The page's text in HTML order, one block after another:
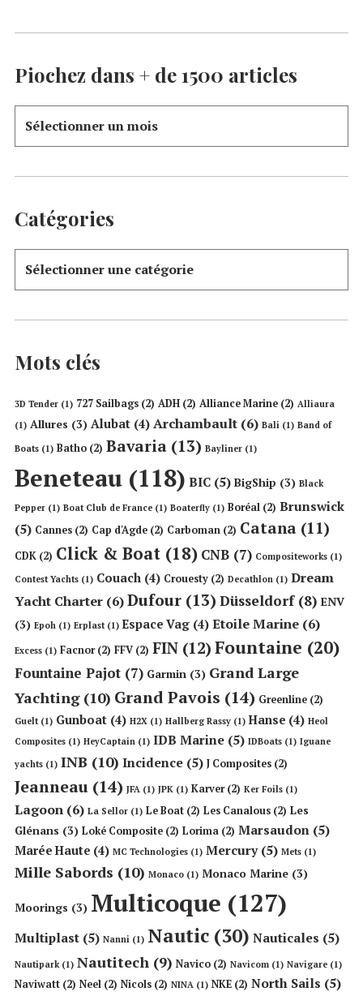
Piochez dans + de 1500 articles
Catégories
Mots clés
3D Tender (1) 727 Sailbags (2) ADH (2) Alliance Marine (2) Alliaura
(1) Allures (3) Alubat (4) Archambault (6) Bali (1) Band of
Boats (1) Batho (2) Bavaria (13) Bayliner (1)
Beneteau (118) BIC (5) BigShip (3) Black
Pepper (1) Boat Club de France (1) Boaterfly (1) Boréal (2) Brunswick
(5) Cannes (2) Cap d'Agde (2) Carboman (2) Catana (11)
CDK (2) Click & Boat (18) CNB (7) Compositeworks (1)
Contest Yachts (1) Couach (4) Crouesty (2) Decathlon (1) Dream
Yacht Charter (6)Dufour (13) Düsseldorf(8) ENV
(3) Epoh (1) Erplast(1) Espace Vag (4) Etoile Marine (6)
Excess (1) Facnor(2) FFV (2) FIN (12) Fountaine (20)
Fountaine Pajot (7) Garmin (3) Grand Large
Yachting(10) Grand Pavois (14) Greenline (2)
Guelt(1) Gunboat (4) H2X (1) Hallberg Rassy (1) Hanse (4) Heol
Composites (1) HeyCaptain (1) IDB Marine (5) IDBoats (1) Iguane
yachts (1) INB (10) Incidence (5) J Composites (2)
Jeanneau (14) JFA (1) JPK (1) Karver(2) Ker Foils (1)
Lagoon (6) La Sellor (1) Le Boat (2) Les Canalous (2) Les
Glénans (3) Loké Composite (2) Lorima (2) Marsaudon (5)
Marée Haute (4) MC Technologies (1) Mercury(5) Mets (1)
Mille Sabords (10) Monaco (1) Monaco Marine (3)
Moorings (3) Multicoque (127)
Multiplast (5) Nanni (1) Nautic (30) Nauticales (5)
Nautipark(1) Nautitech (9) Navico (2) Navicom (1) Navigare (1)
Naviwatt (2) Neel (2) Nicols (2) NINA (1) NKE (2) North Sails (5)